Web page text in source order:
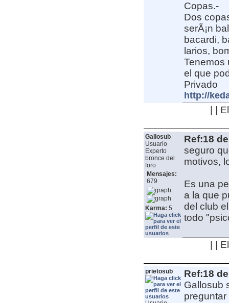
Copas.-
Dos
serÃ¡n
bacardi,
larios,
Tenemos
el que
Privado
http://
| |
Gallosub
Usuario
Experto
bronce del
foro
Mensajes:
679
Karma: 5
Ref:18
seguro
motivos,
Es una
a la que
del club
todo
| |
prietosub
Ref:18
Gallosub
preguntar